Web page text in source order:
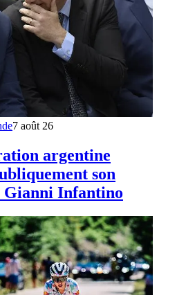
7 août 26
argentine
son
Gianni Infantino